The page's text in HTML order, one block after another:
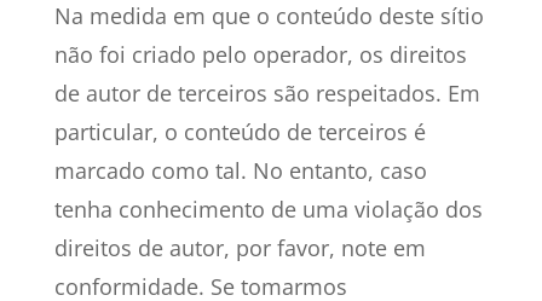
Na medida em que o conteúdo deste sítio
não foi criado pelo operador, os direitos
de autor de terceiros são respeitados. Em
particular, o conteúdo de terceiros é
marcado como tal. No entanto, caso
tenha conhecimento de uma violação dos
direitos de autor, por favor, note em
conformidade. Se tomarmos